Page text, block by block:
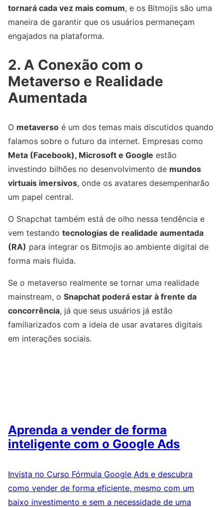
tornará cada vez mais comum, e os Bitmojis são uma
maneira de garantir que os usuários permaneçam
engajados na plataforma.
2. A Conexão com o
Metaverso e Realidade
Aumentada
O metaverso é um dos temas mais discutidos quando
falamos sobre o futuro da internet. Empresas como
Meta (Facebook), Microsoft e Google estão
investindo bilhões no desenvolvimento de mundos
virtuais imersivos, onde os avatares desempenharão
um papel central.
O Snapchat também está de olho nessa tendência e
vem testando tecnologias de realidade aumentada
(RA) para integrar os Bitmojis ao ambiente digital de
forma mais fluida.
Se o metaverso realmente se tornar uma realidade
mainstream, o Snapchat poderá estar à frente da
concorrência, já que seus usuários já estão
familiarizados com a ideia de usar avatares digitais
em interações sociais.
Aprenda a vender de forma
inteligente com o Google Ads
Invista no Curso Fórmula Google Ads e descubra
como vender de forma eficiente, mesmo com um
baixo investimento e sem a necessidade de uma